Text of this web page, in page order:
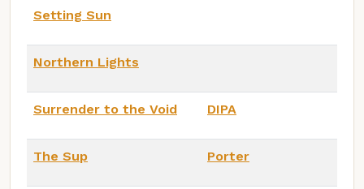
Setting Sun
Northern Lights
Surrender to the Void DIPA
The Sup Porter